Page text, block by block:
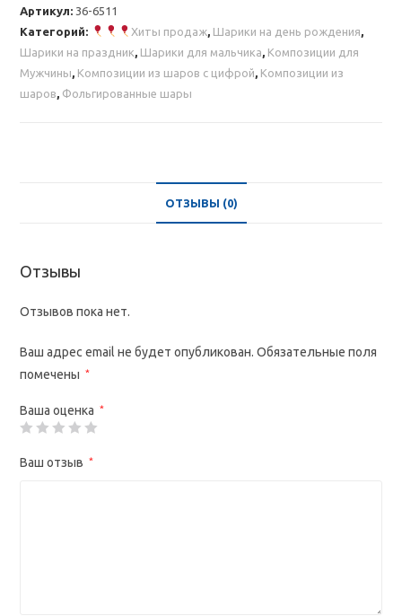
с
золотыми
цифрами
Артикул: 36-6511
Категорий:
Хиты продаж, Шарики на день рождения,
Шарики на праздник, Шарики для мальчика, Композиции для
Мужчины, Композиции из шаров с цифрой, Композиции из
шаров, Фольгированные шары
ОТЗЫВЫ (0)
Отзывы
Отзывов пока нет.
Ваш адрес email не будет опубликован. Обязательные поля
помечены
*
Ваша оценка *
Ваш отзыв *